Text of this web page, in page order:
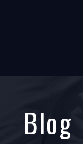
Blog